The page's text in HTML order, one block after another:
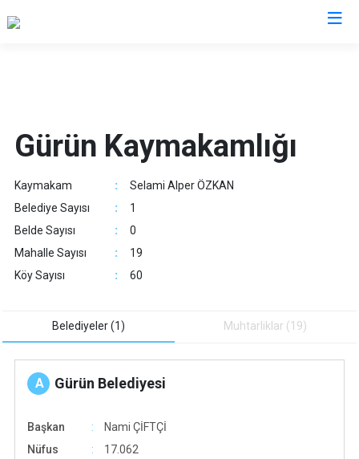
Altınyayla
Doğanşar
Gemerek
Gölova
Gürün
Kangal
Koyulhisar
Gürün Kaymakamlığı
Kaymakam :
Selami Alper ÖZKAN
Belediye Sayısı
:
1
Belde Sayısı
:
0
Mahalle Sayısı
:
19
Köy Sayısı
: 60
Belediyeler (1) Muhtarliklar (19)
A Gürün Belediyesi
Başkan
Nami ÇİFTÇİ
Nüfus
17.062